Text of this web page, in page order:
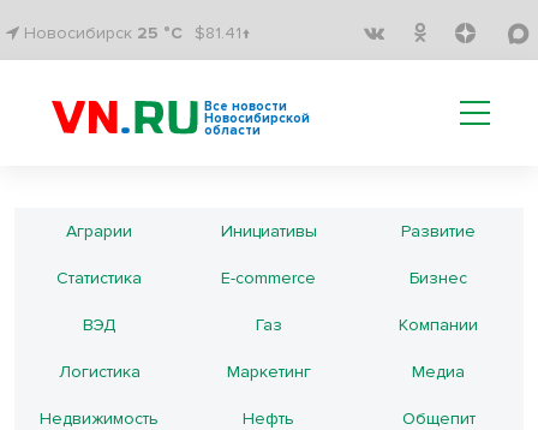
Новосибирск 25 °C $81.41↑
Все новости
Новосибирской
области
Аграрии Инициативы Развитие
Статистика E-commerce Бизнес
ВЭД Газ Компании
Логистика Маркетинг Медиа
Недвижимость Нефть Общепит